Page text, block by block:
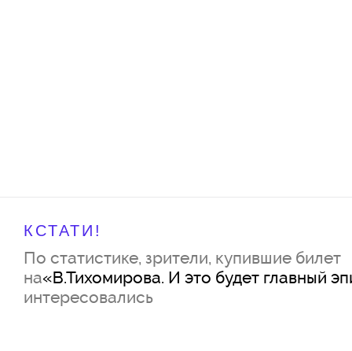
КСТАТИ!
По статистике, зрители, купившие билет
на«В.Тихомирова. И это будет главный
интересовались